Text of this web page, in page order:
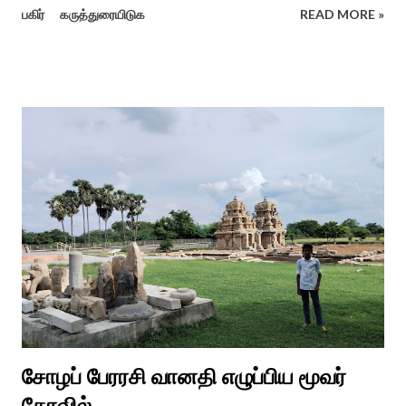
நோக்கமாகக் கொண்டது. சமூகத்தில் மாற்றுத்திறனாளிகளின்
நிகழ்ச்சிகள், கருத்தரங்குகள் மற்றும் உதவிகள் வழங்கும் விழாக்கள்
பல்கலைக்கழகத்தின் சிறப்புக் கல்வி மற்றும் மறுவாழ்வு அறிவியல்
துறை, மற்றும் டாக்டர் அழகப்பா கல்வி அறிவியல் நிறுவனம் , மற்றும்
காரைக்குடி ஹெரிடேஜ் ரோட்டரி கிளப், மற்றும் மாற்றுத்
திறனாளிகளுக்கான மல்டிமோடல் மெட்டீரியல் உற்பத்திக்கான மையம்,
மற்றும் ஐடி மற்றும் ஆட்டிசத்திற்கான அழகப்பா பல்கலைக்கழக
சிறப்புப் பள்ளி சார்பில் இந்த ஆணடு விழா சர்வதேச மாற்று...
பகிர் கருத்துரையிடுக READ MORE »
சோழப் பேரரசி வானதி எழுப்பிய மூவர்